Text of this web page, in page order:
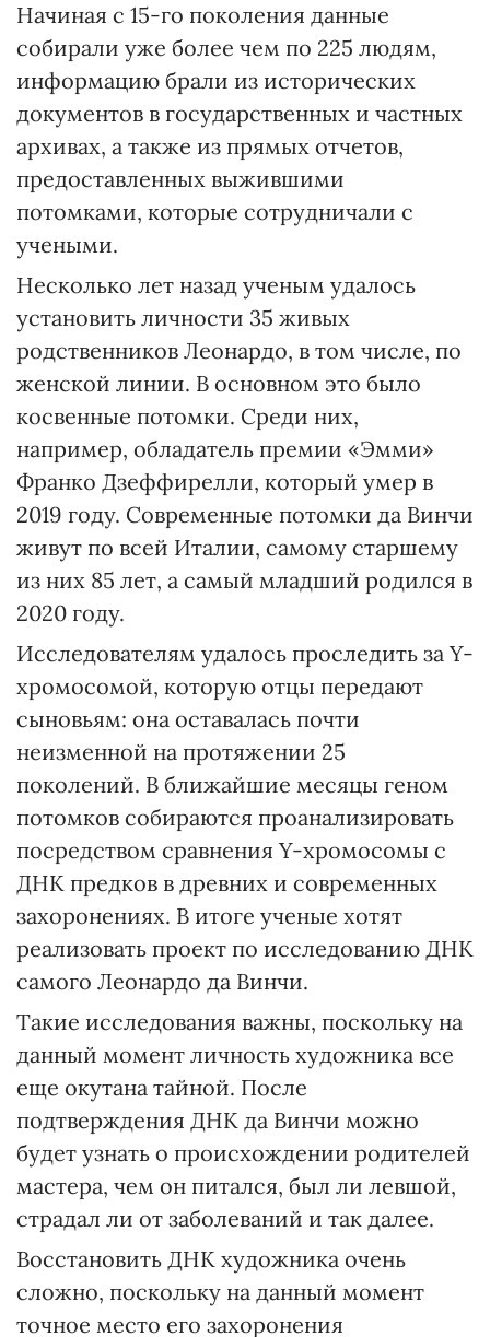
Начиная с 15-го поколения данные
собирали уже более чем по 225 людям,
информацию брали из исторических
документов в государственных и частных
архивах, а также из прямых отчетов,
предоставленных выжившими
потомками, которые сотрудничали с
учеными.
Несколько лет назад ученым удалось
установить личности 35 живых
родственников Леонардо, в том числе, по
женской линии. В основном это было
косвенные потомки. Среди них,
например, обладатель премии «Эмми»
Франко Дзеффирелли, который умер в
2019 году. Современные потомки да Винчи
живут по всей Италии, самому старшему
из них 85 лет, а самый младший родился в
2020 году.
Исследователям удалось проследить за Y-
хромосомой, которую отцы передают
сыновьям: она оставалась почти
неизменной на протяжении 25
поколений. В ближайшие месяцы геном
потомков собираются проанализировать
посредством сравнения Y-хромосомы с
ДНК предков в древних и современных
захоронениях. В итоге ученые хотят
реализовать проект по исследованию ДНК
самого Леонардо да Винчи.
Такие исследования важны, поскольку на
данный момент личность художника все
еще окутана тайной. После
подтверждения ДНК да Винчи можно
будет узнать о происхождении родителей
мастера, чем он питался, был ли левшой,
страдал ли от заболеваний и так далее.
Восстановить ДНК художника очень
сложно, поскольку на данный момент
точное место его захоронения